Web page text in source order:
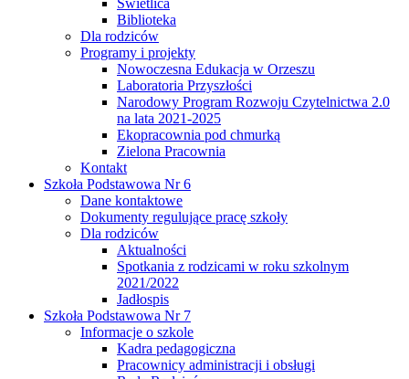
Świetlica
Biblioteka
Dla rodziców
Programy i projekty
Nowoczesna Edukacja w Orzeszu
Laboratoria Przyszłości
Narodowy Program Rozwoju Czytelnictwa 2.0
na lata 2021-2025
Ekopracownia pod chmurką
Zielona Pracownia
Kontakt
Szkoła Podstawowa Nr 6
Dane kontaktowe
Dokumenty regulujące pracę szkoły
Dla rodziców
Aktualności
Spotkania z rodzicami w roku szkolnym
2021/2022
Jadłospis
Szkoła Podstawowa Nr 7
Informacje o szkole
Kadra pedagogiczna
Pracownicy administracji i obsługi